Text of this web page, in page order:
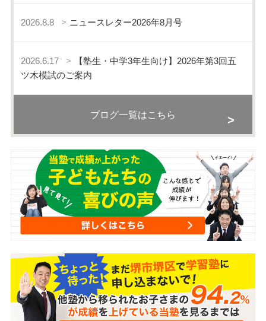
2026.8.8 ニュースレター2026年8月号
2026.6.17
【塾生・中学3年生向け】2026年第3回五
ツ木模試のご案内
ブログ一覧はこちら